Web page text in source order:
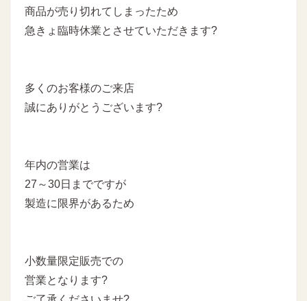
商品が売り切れてしまったため
急きょ臨時休業とさせていただきます?
多くのお客様のご来店
誠にありがとうございます?
年内の営業は
27～30日までですが
製造に限界があるため
小数量限定販売での
営業となります?